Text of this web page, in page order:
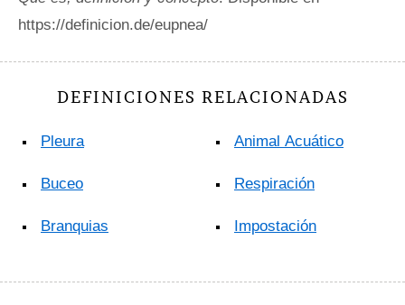
https://definicion.de/eupnea/
DEFINICIONES RELACIONADAS
Pleura
Buceo
Branquias
Animal Acuático
Respiración
Impostación